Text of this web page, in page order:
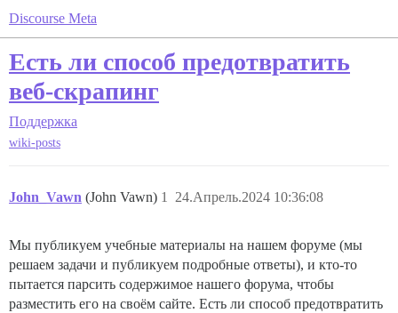
Discourse Meta
Есть ли способ предотвратить
веб-скрапинг
Поддержка
wiki-posts
John_Vawn (John Vawn) 24.Апрель.2024 10:36:08
1
Мы публикуем учебные материалы на нашем форуме (мы
решаем задачи и публикуем подробные ответы), и кто-то
пытается парсить содержимое нашего форума, чтобы
разместить его на своём сайте. Есть ли способ предотвратить